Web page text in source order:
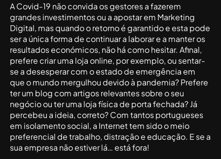
A Covid-19 não convida os gestores a fazerem
grandes investimentos ou a apostar em Marketing
Digital, mas quando o retorno é garantido e esta pode
ser a única forma de continuar a laborar e a manter os
resultados económicos, não há como hesitar. Afinal,
prefere criar uma loja online, por exemplo, ou sentar-
se a desesperar com o estado de emergência em
que o mundo mergulhou devido à pandemia? Prefere
ter um blog com artigos relevantes sobre o seu
negócio ou ter uma loja física de porta fechada? Já
percebeu a ideia, correto? Com tantos portugueses
em isolamento social, a Internet tem sido o meio
preferencial de trabalho, distração e educação. E se a
sua empresa não estiver lá… está fora!